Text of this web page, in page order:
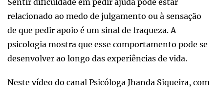
relacionado ao medo de julgamento ou à sensação
de que pedir apoio é um sinal de fraqueza. A
psicologia mostra que esse comportamento pode se
desenvolver ao longo das experiências de vida.
Neste vídeo do canal Psicóloga Jhanda Siqueira, com